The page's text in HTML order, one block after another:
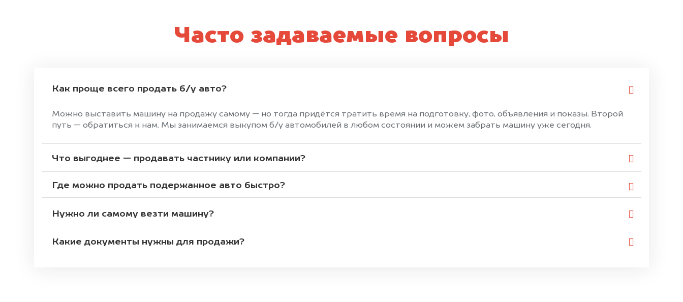
Часто задаваемые вопросы
Как проще всего продать б/у авто?
Можно выставить машину на продажу самому — но тогда придётся тратить время на подготовку, фото, объявления и показы. Второй
путь — обратиться к нам. Мы занимаемся выкупом б/у автомобилей в любом состоянии и можем забрать машину уже сегодня.
Что выгоднее — продавать частнику или компании?
Где можно продать подержанное авто быстро?
Нужно ли самому везти машину?
Какие документы нужны для продажи?